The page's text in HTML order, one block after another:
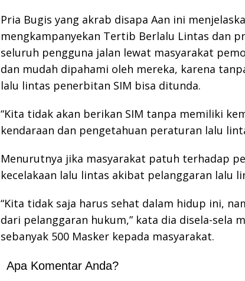
Pria Bugis yang akrab disapa Aan ini
mengkampanyekan Tertib Berlalu Lintas dan
seluruh pengguna jalan lewat masyarakat
dan mudah dipahami oleh mereka, karena
lalu lintas penerbitan SIM bisa ditunda.
“Kita tidak akan berikan SIM tanpa memiliki
kendaraan dan pengetahuan peraturan lalu
Menurutnya jika masyarakat patuh terhadap
kecelakaan lalu lintas akibat pelanggaran lalu
“Kita tidak saja harus sehat dalam hidup ini,
dari pelanggaran hukum,” kata dia disela-sela
sebanyak 500 Masker kepada masyarakat.
Apa Komentar Anda?